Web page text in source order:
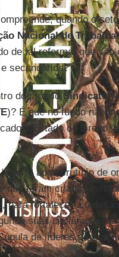
quando o
Nacional de
de tal reforma, que são
secundários?
do próprioSindicato
)? É que no fundo não
o Estado de direito,
ao escrutínio de
que foram criadas
para fortalecer a defesa
suas declarações
de líderes da